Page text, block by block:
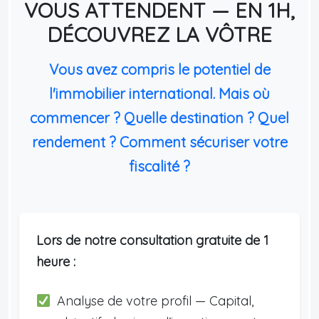
VOUS ATTENDENT — EN 1H,
DÉCOUVREZ LA VÔTRE
Vous avez compris le potentiel de
l'immobilier international. Mais où
commencer ? Quelle destination ? Quel
rendement ? Comment sécuriser votre
fiscalité ?
Lors de notre consultation gratuite de 1
heure :
Analyse de votre profil — Capital,